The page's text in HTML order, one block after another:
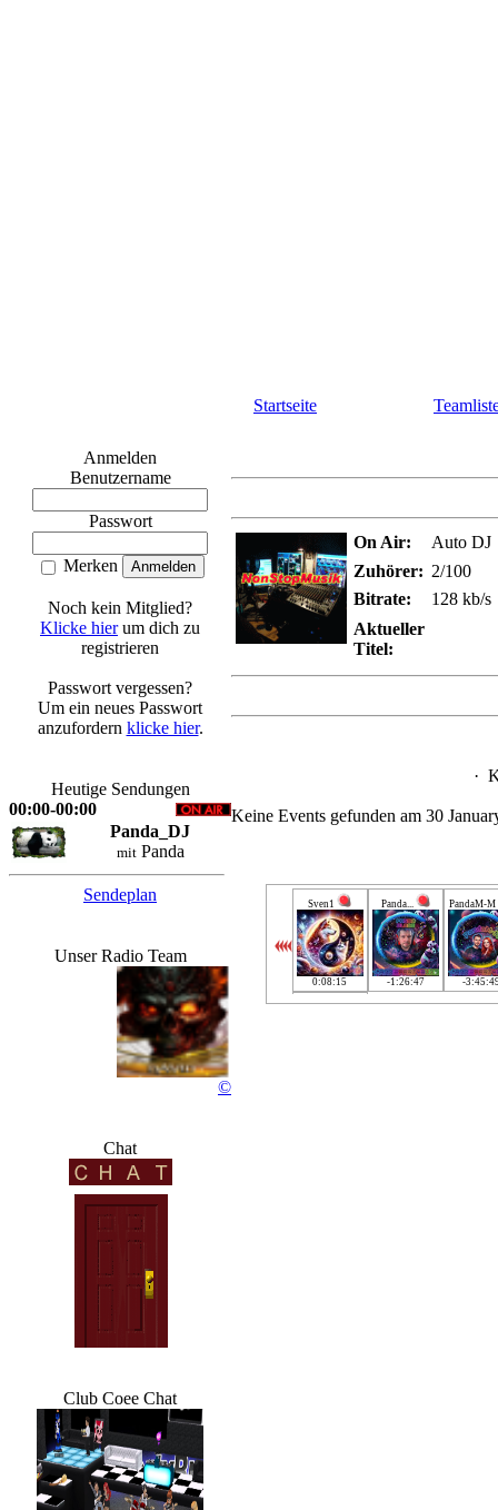
Startseite
Anmelden
Benutzername
Passwort
Merken
Noch kein Mitglied?
Klicke hierum dich zu
registrieren
Passwort vergessen?
Um ein neues Passwort
anzufordern klicke hier.
Heutige Sendungen
00:00-00:00
Panda_DJ
mitPanda
Sendeplan
Unser Radio Team
©
Chat
Club Coee Chat
On Air:
Auto DJ
Zuhörer: 2/100
Bitrate:
128 kb/s
Aktueller
Titel:
·
Keine Events gefunden am 30
Sven1
0:08:15
Panda...
-1:26:47
PandaM-M
-
Rocky...